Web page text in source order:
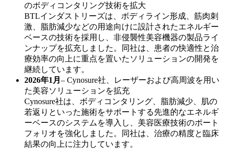
のボディコンタリング技術を拡大
BTLインダストリーズは、ボディライン形成、筋肉刺
激、脂肪減少などの用途向けに設計されたエネルギー
ベースの技術を採用し、非侵襲性美容機器の製品ライ
ンナップを拡充しました。同社は、患者の快適性と治
療効率の向上に重点を置いたソリューションの開発を
継続しています。
2026年1月 – Cynosure社、レーザーおよび高周波を用い
た美容ソリューションを拡充
Cynosure社は、ボディコンタリング、脂肪減少、肌の
若返りといった施術をサポートする先進的なエネルギ
ーベースのシステムを導入し、美容医療技術のポート
フォリオを強化しました。同社は、治療の精度と臨床
結果の向上に注力しています。